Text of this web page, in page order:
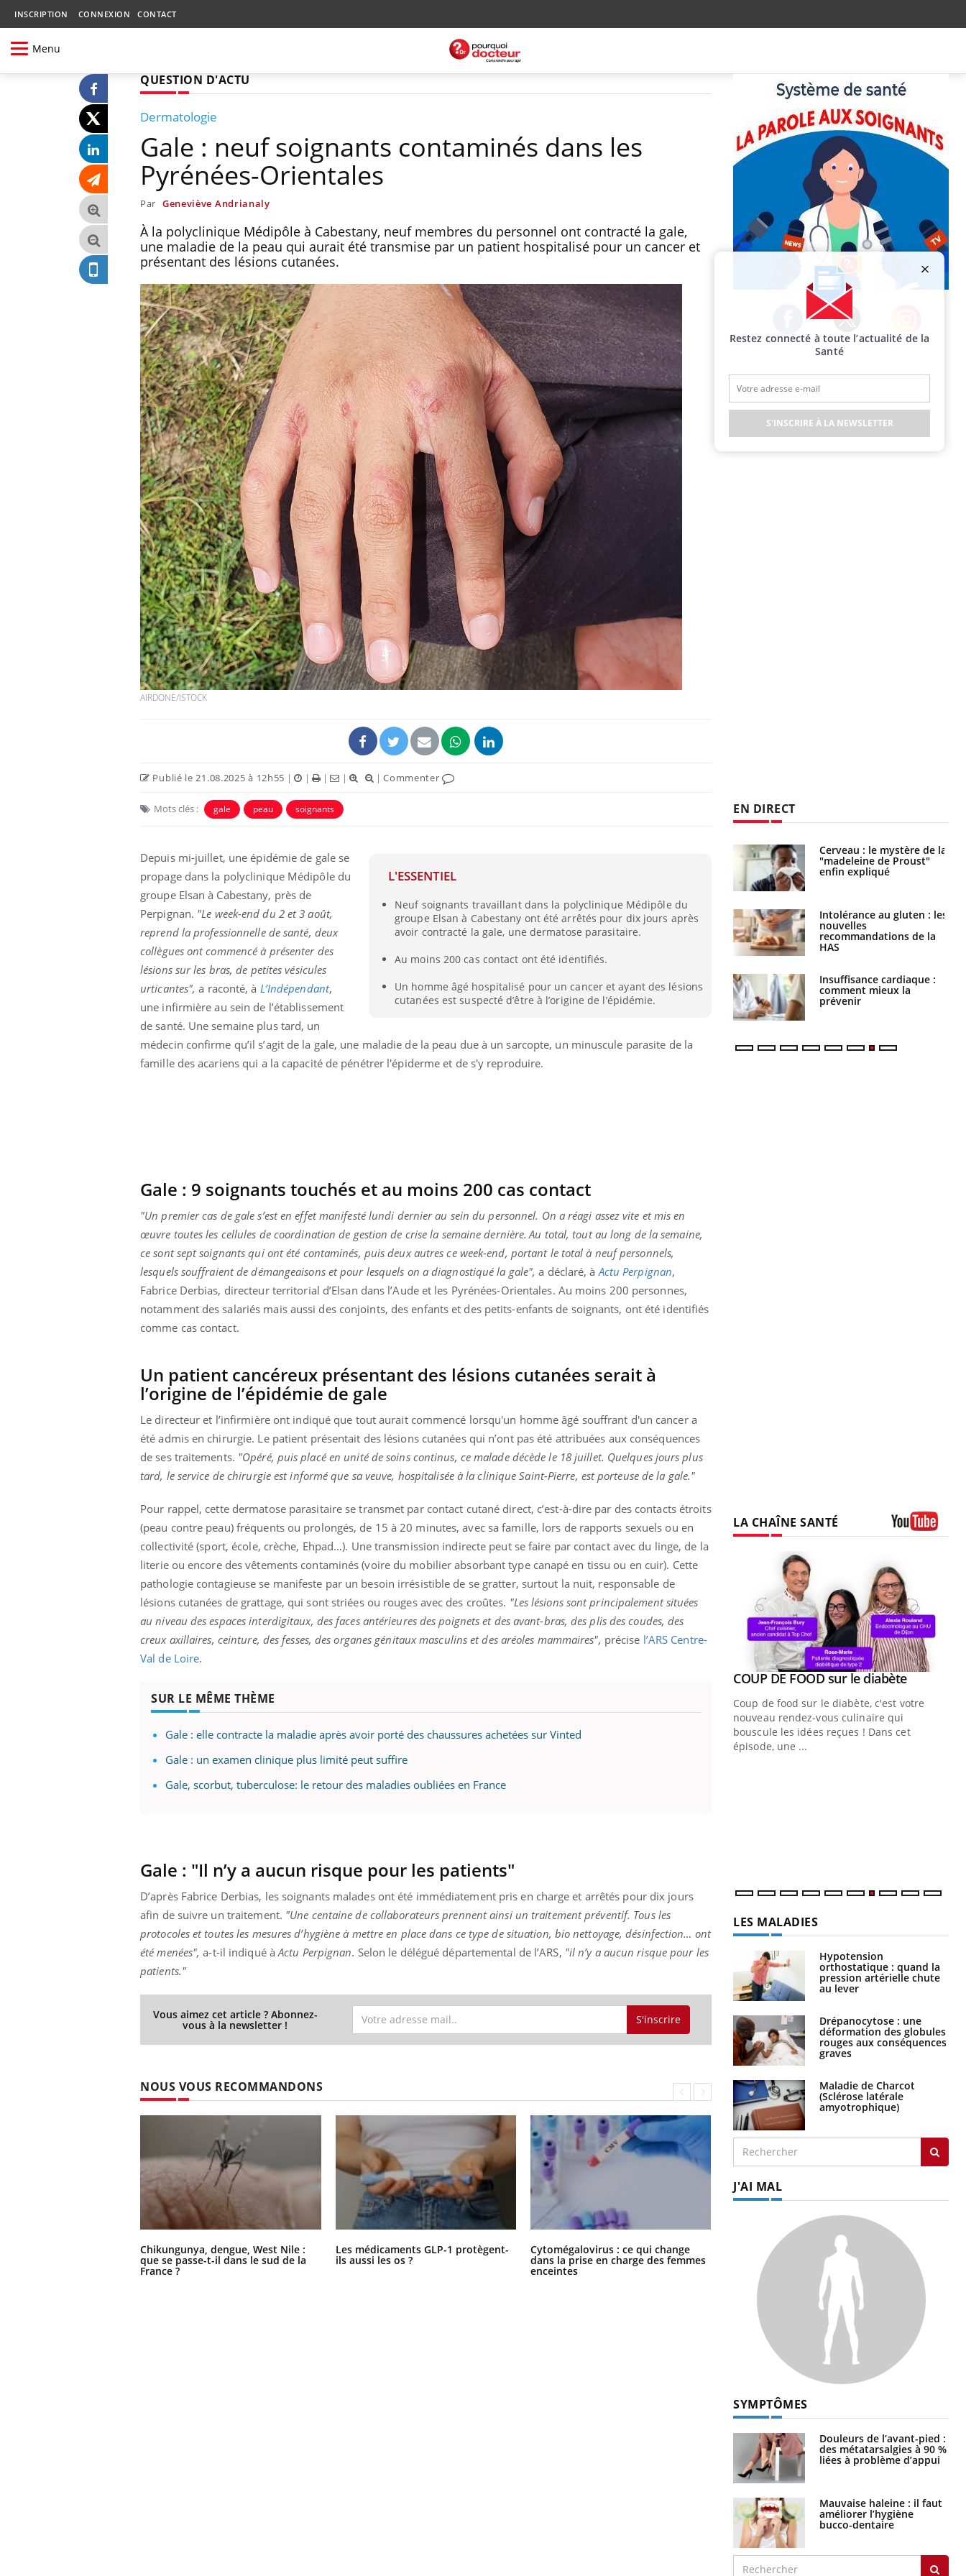
INSCRIPTION CONNEXION CONTACT
Menu
QUESTION D'ACTU
Dermatologie
Gale : neuf soignants contaminés dans les
Pyrénées-Orientales
Par Geneviève Andrianaly
À la polyclinique Médipôle à Cabestany, neuf membres du personnel ont contracté la gale,
une maladie de la peau qui aurait été transmise par un patient hospitalisé pour un cancer et
présentant des lésions cutanées.
AIRDONE/ISTOCK
Publié le 21.08.2025 à 12h55 | | | | |Commenter
Mots clés : gale peau soignants
L'ESSENTIEL
Neuf soignants travaillant dans la polyclinique Médipôle du
groupe Elsan à Cabestany ont été arrêtés pour dix jours après
avoir contracté la gale, une dermatose parasitaire.
Au moins 200 cas contact ont été identifiés.
Un homme âgé hospitalisé pour un cancer et ayant des lésions
cutanées est suspecté d’être à l’origine de l’épidémie.
Depuis mi-juillet, une épidémie de gale se
propage dans la polyclinique Médipôle du
groupe Elsan à Cabestany, près de
Perpignan. "Le week-end du 2 et 3 août,
reprend la professionnelle de santé, deux
collègues ont commencé à présenter des
lésions sur les bras, de petites vésicules
urticantes", a raconté, à L’Indépendant,
une infirmière au sein de l’établissement
de santé. Une semaine plus tard, un
médecin confirme qu’il s’agit de la gale, une maladie de la peau due à un sarcopte, un minuscule parasite de la
famille des acariens qui a la capacité de pénétrer l'épiderme et de s'y reproduire.
Gale : 9 soignants touchés et au moins 200 cas contact
"Un premier cas de gale s’est en effet manifesté lundi dernier au sein du personnel. On a réagi assez vite et mis en
œuvre toutes les cellules de coordination de gestion de crise la semaine dernière. Au total, tout au long de la semaine,
ce sont sept soignants qui ont été contaminés, puis deux autres ce week-end, portant le total à neuf personnels,
lesquels souffraient de démangeaisons et pour lesquels on a diagnostiqué la gale", a déclaré, à Actu Perpignan,
Fabrice Derbias, directeur territorial d’Elsan dans l’Aude et les Pyrénées-Orientales. Au moins 200 personnes,
notamment des salariés mais aussi des conjoints, des enfants et des petits-enfants de soignants, ont été identifiés
comme cas contact.
Un patient cancéreux présentant des lésions cutanées serait à
l’origine de l’épidémie de gale
Le directeur et l’infirmière ont indiqué que tout aurait commencé lorsqu'un homme âgé souffrant d'un cancer a
été admis en chirurgie. Le patient présentait des lésions cutanées qui n’ont pas été attribuées aux conséquences
de ses traitements. "Opéré, puis placé en unité de soins continus, ce malade décède le 18 juillet. Quelques jours plus
tard, le service de chirurgie est informé que sa veuve, hospitalisée à la clinique Saint-Pierre, est porteuse de la gale."
Pour rappel, cette dermatose parasitaire se transmet par contact cutané direct, c’est-à-dire par des contacts étroits
(peau contre peau) fréquents ou prolongés, de 15 à 20 minutes, avec sa famille, lors de rapports sexuels ou en
collectivité (sport, école, crèche, Ehpad…). Une transmission indirecte peut se faire par contact avec du linge, de la
literie ou encore des vêtements contaminés (voire du mobilier absorbant type canapé en tissu ou en cuir). Cette
pathologie contagieuse se manifeste par un besoin irrésistible de se gratter, surtout la nuit, responsable de
lésions cutanées de grattage, qui sont striées ou rouges avec des croûtes. "Les lésions sont principalement situées
au niveau des espaces interdigitaux, des faces antérieures des poignets et des avant-bras, des plis des coudes, des
creux axillaires, ceinture, des fesses, des organes génitaux masculins et des aréoles mammaires", précise l’ARS Centre-
Val de Loire.
SUR LE MÊME THÈME
Gale : elle contracte la maladie après avoir porté des chaussures achetées sur Vinted
Gale : un examen clinique plus limité peut suffire
Gale, scorbut, tuberculose: le retour des maladies oubliées en France
Gale : "Il n’y a aucun risque pour les patients"
D’après Fabrice Derbias, les soignants malades ont été immédiatement pris en charge et arrêtés pour dix jours
afin de suivre un traitement. "Une centaine de collaborateurs prennent ainsi un traitement préventif. Tous les
protocoles et toutes les mesures d’hygiène à mettre en place dans ce type de situation, bio nettoyage, désinfection… ont
été menées", a-t-il indiqué àActu Perpignan. Selon le délégué départemental de l’ARS, "il n’y a aucun risque pour les
patients."
Vous aimez cet article ? Abonnez-
vous à la newsletter ! S'inscrire
NOUS VOUS RECOMMANDONS
Chikungunya, dengue, West Nile :
que se passe-t-il dans le sud de la
France ?
Les médicaments GLP-1 protègent-
ils aussi les os ?
Cytomégalovirus : ce qui change
dans la prise en charge des femmes
enceintes
La sieste empêche-t-elle de dormir
la nuit ?
Facebook Twitter Instagram
EN DIRECT
barracuda, une petite fille
secourue grâce à un
réflexe essentiel
Légionellose en Suisse :
quelle est l’origine de la
contamination ?
Allergies alimentaires :
une nouvelle arme contre
les réactions sévères
vacances ?
Bilan prévention : ce que
les kinés pourront
bientôt faire
traitement autorisé aux
États-Unis ?
Cerveau : le mystère de la
"madeleine de Proust"
enfin expliqué
Intolérance au gluten : les
nouvelles
recommandations de la
HAS
Insuffisance cardiaque :
comment mieux la
prévenir
Le décalage des horaires
d'été : quel impact sur le
sommeil ?
Grossesse : ces polluants
pourraient influencer le
poids des enfants
Autisme : pourquoi le
cerveau reconnaît-il les
visages autrement ?
LA CHAÎNE SANTÉ
Le Ramadan approche, et, pour de
diabète, c'est une période de questions, de Un établissement lié à un groupe
mutualiste innove en matière de bilan de
santé : l'utilisation d'un « jumeau
Youtube
COUP DE FOOD sur le diabèteYoutube
Coup de food sur le diabète, c'est votre
nouveau rendez-vous culinaire qui
bouscule les idées reçues ! Dans cet
épisode, une ...
LES MALADIES
Hypotension
orthostatique : quand la
pression artérielle chute
au lever
Drépanocytose : une
déformation des globules
rouges aux conséquences
graves
Maladie de Charcot
(Sclérose latérale
amyotrophique)
J'AI MAL
SYMPTÔMES
Douleurs de l’avant-pied :
des métatarsalgies à 90 %
liées à problème d’appui
Mauvaise haleine : il faut
améliorer l’hygiène
bucco-dentaire
Restez connecté à toute l’actualité de la
Santé
S'INSCRIRE À LA NEWSLETTER